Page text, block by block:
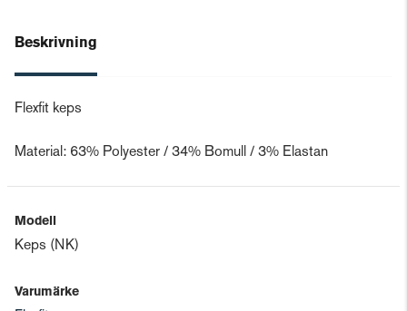
Beskrivning
Flexfit keps
Material: 63% Polyester / 34% Bomull / 3% Elastan
Modell
Keps (NK)
Varumärke